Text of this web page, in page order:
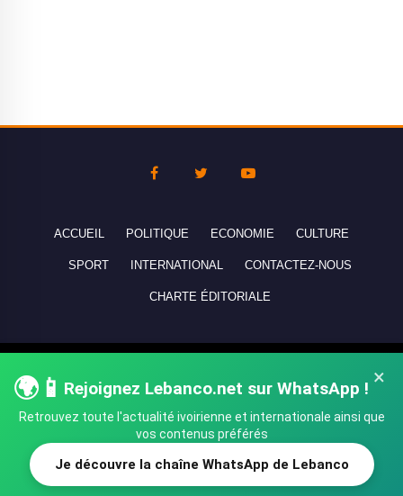
SHARE TWEET
×
🌍📱 Rejoignez Lebanco.net sur WhatsApp !
Retrouvez toute l'actualité ivoirienne et internationale ainsi que
vos contenus préférés
Je découvre la chaîne WhatsApp de Lebanco
ACCUEIL POLITIQUE ECONOMIE CULTURE
SPORT INTERNATIONAL CONTACTEZ-NOUS
CHARTE ÉDITORIALE
réservés - All rights reserved.